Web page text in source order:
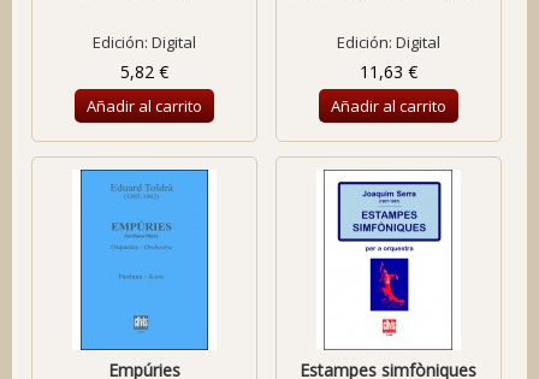
Edición: Digital
5,82 €
Añadir al carrito
Edición: Digital
11,63 €
Añadir al carrito
Empúries Estampes simfòniques